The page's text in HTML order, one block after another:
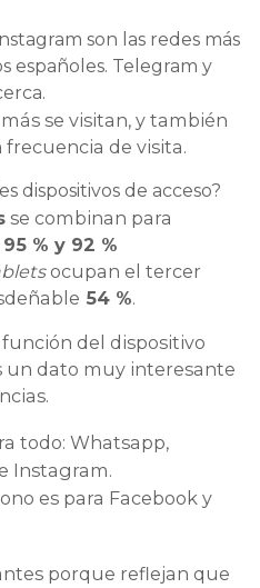
son las redes más
españoles. Telegram y
se visitan, y también
frecuencia de visita.
dispositivos de acceso?
se combinan para
95 % y 92 %
ocupan el tercer
54 %.
función del dispositivo
un dato muy interesante
todo: Whatsapp,
Instagram.
es para Facebook y
porque reflejan que